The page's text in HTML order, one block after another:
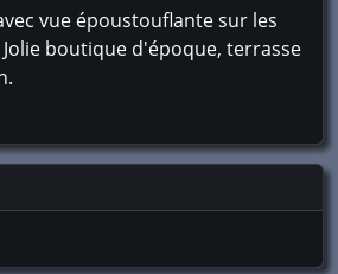
vue époustouflante sur les
boutique d'époque, terrasse